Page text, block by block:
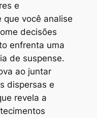
e
que você analise
decisões
enfrenta uma
de suspense.
ao juntar
dispersas e
revela a